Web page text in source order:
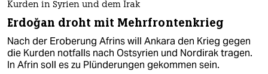
Kurden in Syrien und dem Irak
Erdoğan droht mit Mehrfrontenkrieg
Nach der Eroberung Afrins will Ankara den Krieg gegen
die Kurden notfalls nach Ostsyrien und Nordirak tragen.
In Afrin soll es zu Plünderungen gekommen sein.